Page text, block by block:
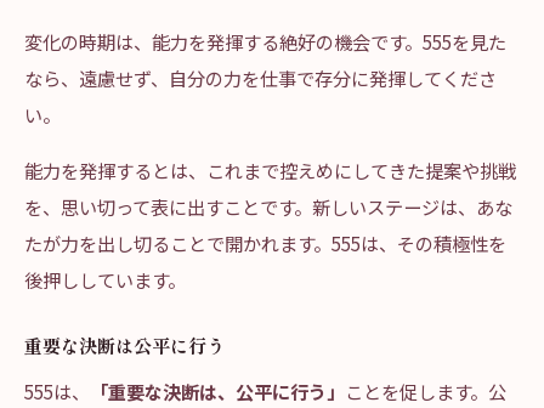
変化の時期は、能力を発揮する絶好の機会です。555を見た
なら、遠慮せず、自分の力を仕事で存分に発揮してくださ
い。
能力を発揮するとは、これまで控えめにしてきた提案や挑戦
を、思い切って表に出すことです。新しいステージは、あな
たが力を出し切ることで開かれます。555は、その積極性を
後押ししています。
重要な決断は公平に行う
555は、
「重要な決断は、公平に行う」 ことを促します。公